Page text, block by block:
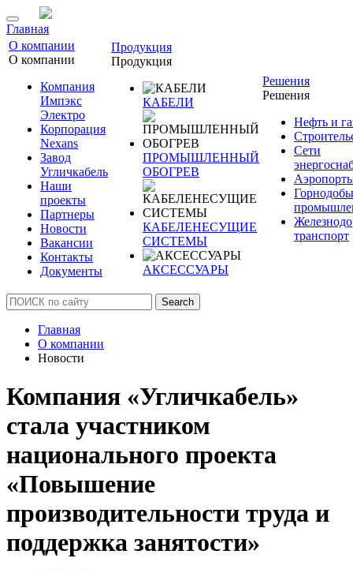
Главная
О компании
О компании
Компания
Импэкс
Электро
Корпорация
Nexans
Завод
Угличкабель
Наши
проекты
Партнеры
Новости
Вакансии
Контакты
Документы
Продукция
Продукция
КАБЕЛИ
ПРОМЫШЛЕННЫЙ
ОБОГРЕВ
КАБЕЛЕНЕСУЩИЕ
СИСТЕМЫ
АКСЕССУАРЫ
Решения
Решения
Нефть и
Сети
транспорт
Search
Главная
О компании
Новости
Компания «Угличкабель»
стала участником
национального проекта
«Повышение
производительности труда и
поддержка занятости»